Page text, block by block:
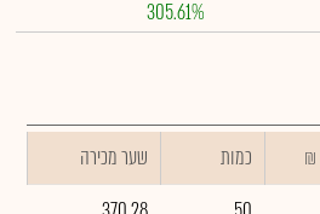
305.61%
כמות
שער מכירה